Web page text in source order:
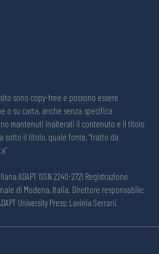
sono copy-free e possono essere
o su carta, anche senza specifica
mantenuti inalterati il contenuto e il titolo
sotto il titolo, quale fonte, “tratto da
ADAPT ISSN 2240-2721 Registrazione
di Modena, Italia. Direttore responsabile:
University Press: Lavinia Serrani.